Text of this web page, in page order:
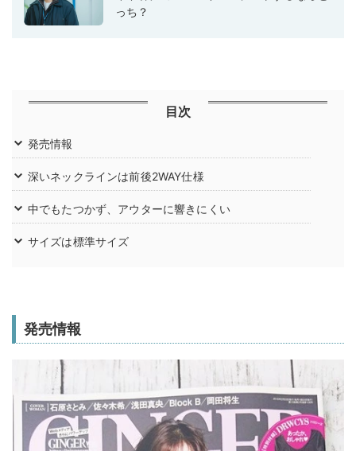
っち？
目次
発売情報
深いネックラインは前後2WAY仕様
中でもたつかず、アウターに響きにくい
サイズは標準サイズ
発売情報